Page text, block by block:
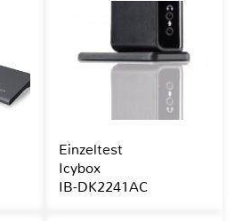
Einzeltest
Icybox
IB-DK2241AC